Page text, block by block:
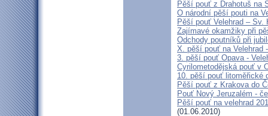
Pěší pouť z Drahotuš na
O národní pěší pouti na
Pěší pouť Velehrad – Sv.
Zajímavé okamžiky při
Odchody poutníků při
X. pěší pouť na Velehrad
3. pěší pouť Opava -
Cyrilometodějská pouť v
10. pěší pouť litoměřické
Pěší pouť z Krakova do
Pouť Nový Jeruzalém -
Pěší pouť na velehrad
(01.06.2010)